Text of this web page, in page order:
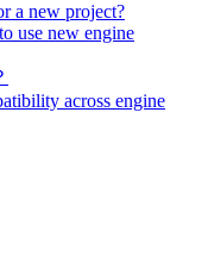
a new project?
use new engine
across engine